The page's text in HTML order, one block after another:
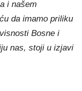
i našem
da imamo priliku
Bosne i
nas, stoji u izjavi